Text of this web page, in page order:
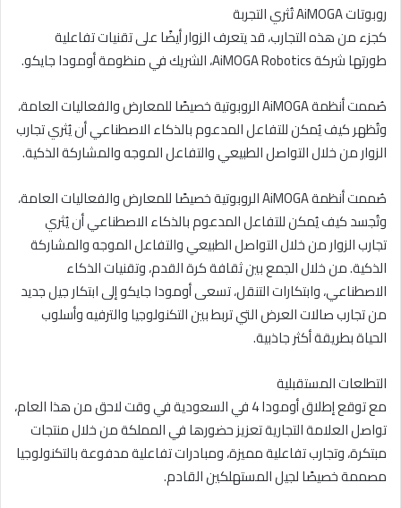
روبوتات AiMOGA تُثري التجربة
كجزء من هذه التجارب، قد يتعرف الزوار أيضًا على تقنيات تفاعلية
طورتها شركة AiMOGA Robotics، الشريك في منظومة أومودا جايكو.
صُممت أنظمة AiMOGA الروبوتية خصيصًا للمعارض والفعاليات العامة،
وتُظهر كيف يُمكن للتفاعل المدعوم بالذكاء الاصطناعي أن يُثري تجارب
الزوار من خلال التواصل الطبيعي والتفاعل الموجه والمشاركة الذكية.
صُممت أنظمة AiMOGA الروبوتية خصيصًا للمعارض والفعاليات العامة،
وتُجسد كيف يُمكن للتفاعل المدعوم بالذكاء الاصطناعي أن يُثري
تجارب الزوار من خلال التواصل الطبيعي والتفاعل الموجه والمشاركة
الذكية. من خلال الجمع بين ثقافة كرة القدم، وتقنيات الذكاء
الاصطناعي، وابتكارات التنقل، تسعى أومودا جايكو إلى ابتكار جيل جديد
من تجارب صالات العرض التي تربط بين التكنولوجيا والترفيه وأسلوب
الحياة بطريقة أكثر جاذبية.
التطلعات المستقبلية
مع توقع إطلاق أومودا 4 في السعودية في وقت لاحق من هذا العام،
تواصل العلامة التجارية تعزيز حضورها في المملكة من خلال منتجات
مبتكرة، وتجارب تفاعلية مميزة، ومبادرات تفاعلية مدفوعة بالتكنولوجيا
مصممة خصيصًا لجيل المستهلكين القادم.